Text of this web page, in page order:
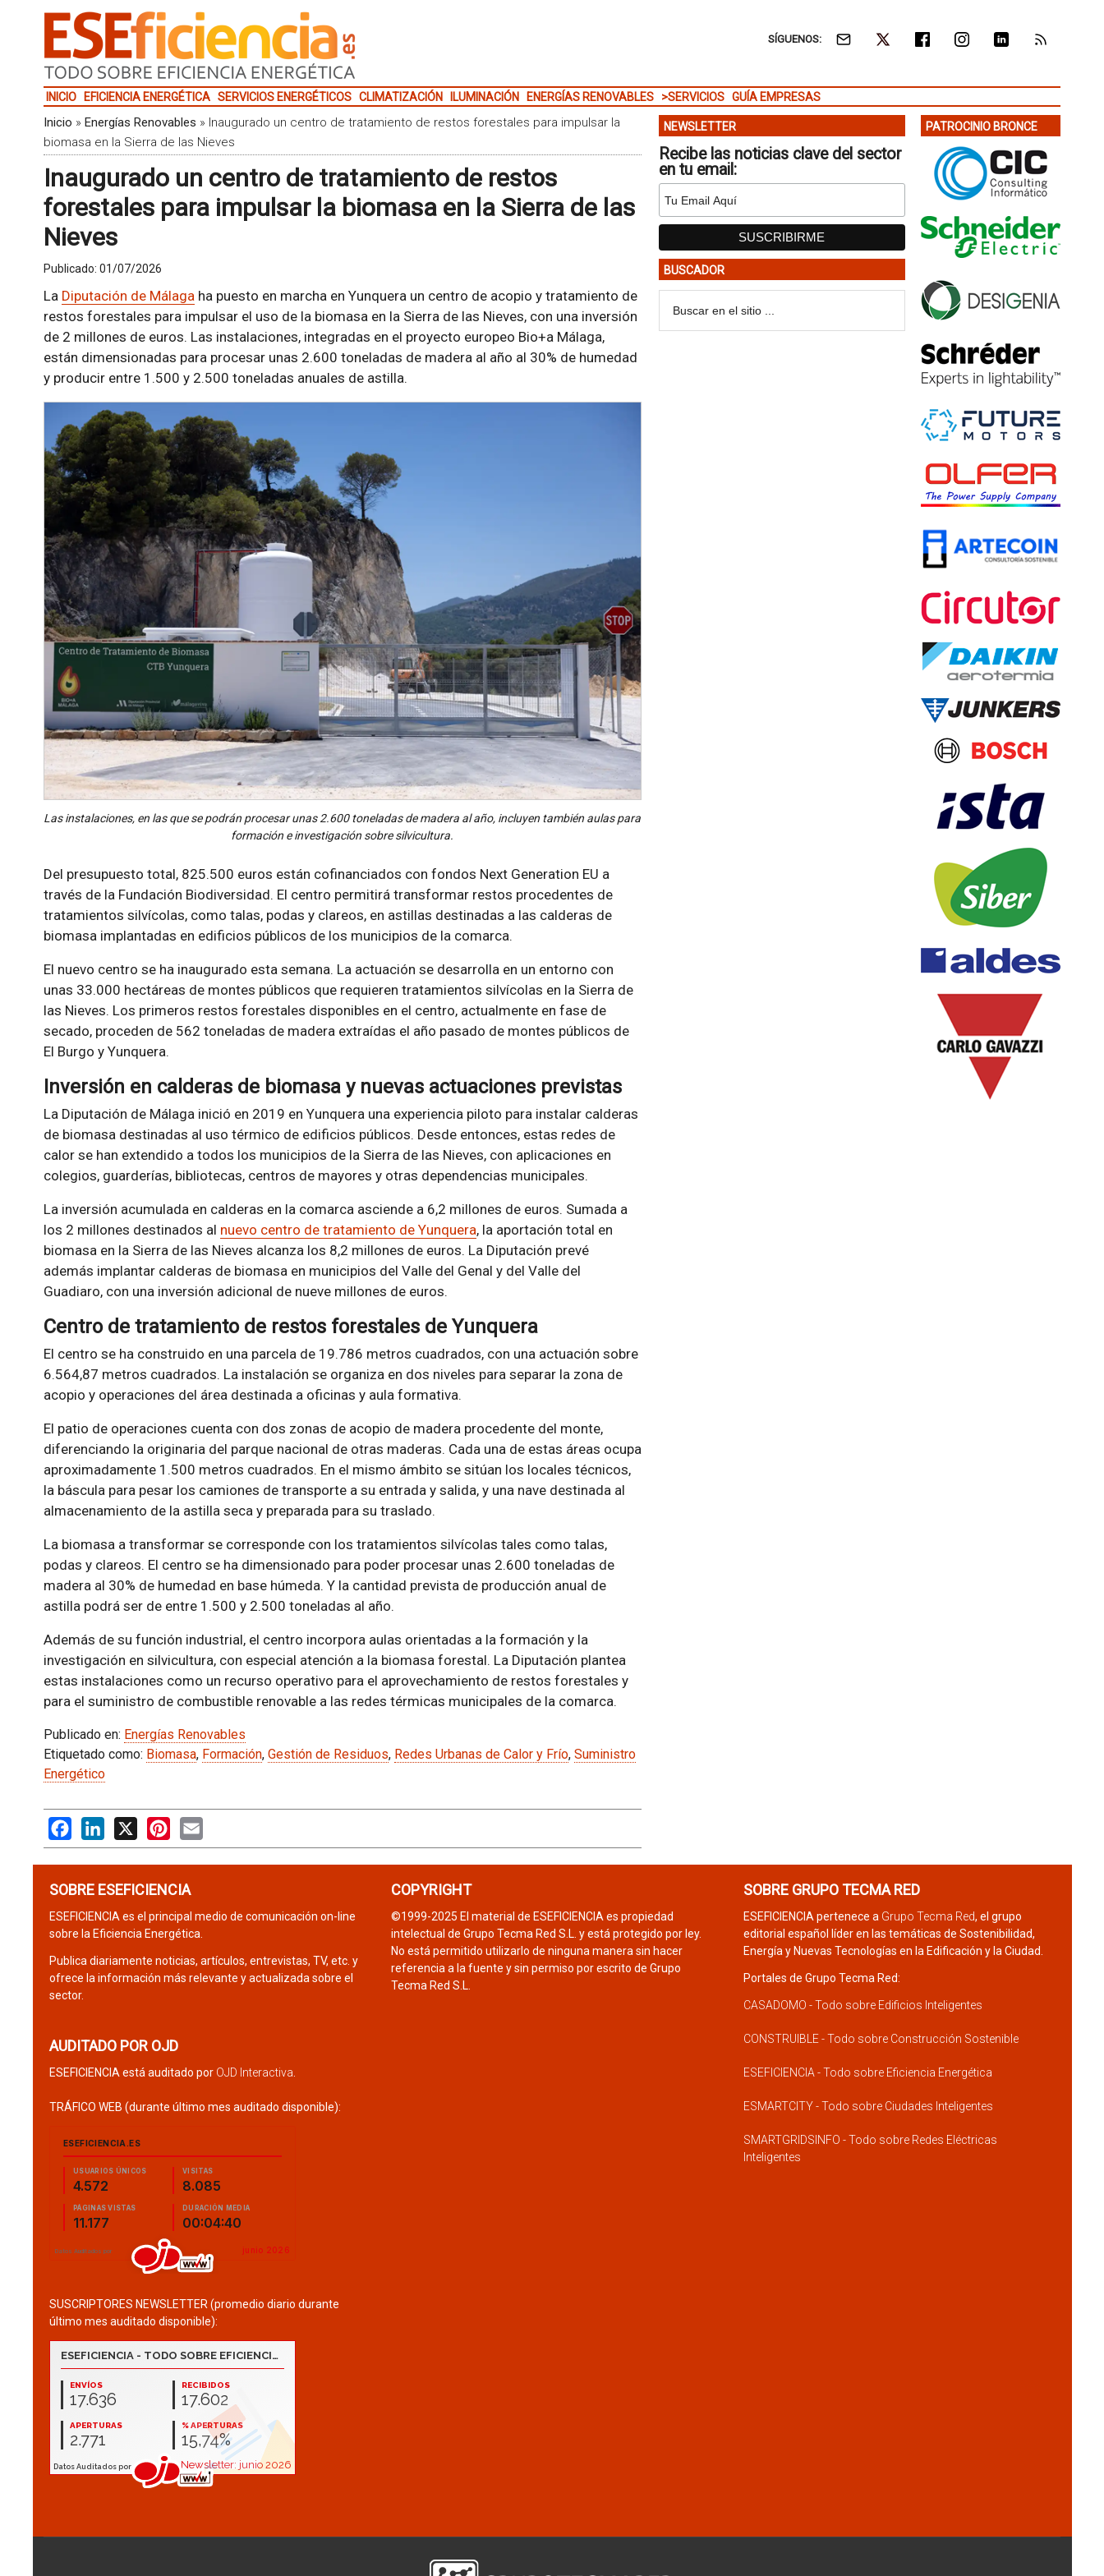
SÍGUENOS:
INICIO EFICIENCIA ENERGÉTICA SERVICIOS ENERGÉTICOS CLIMATIZACIÓN ILUMINACIÓN ENERGÍAS RENOVABLES >SERVICIOS GUÍA EMPRESAS
Inicio » Energías Renovables » Inaugurado un centro de tratamiento de restos forestales para impulsar la
biomasa en la Sierra de las Nieves
Inaugurado un centro de tratamiento de restos
forestales para impulsar la biomasa en la Sierra de las
Nieves
Publicado: 01/07/2026
La Diputación de Málagaha puesto en marcha en Yunquera un centro de acopio y tratamiento de
restos forestales para impulsar el uso de la biomasa en la Sierra de las Nieves, con una inversión
de 2 millones de euros. Las instalaciones, integradas en el proyecto europeo Bio+a Málaga,
están dimensionadas para procesar unas 2.600 toneladas de madera al año al 30% de humedad
y producir entre 1.500 y 2.500 toneladas anuales de astilla.
Las instalaciones, en las que se podrán procesar unas 2.600 toneladas de madera al año, incluyen también aulas para
formación e investigación sobre silvicultura.
Del presupuesto total, 825.500 euros están cofinanciados con fondos Next Generation EU a
través de la Fundación Biodiversidad. El centro permitirá transformar restos procedentes de
tratamientos silvícolas, como talas, podas y clareos, en astillas destinadas a las calderas de
biomasa implantadas en edificios públicos de los municipios de la comarca.
El nuevo centro se ha inaugurado esta semana. La actuación se desarrolla en un entorno con
unas 33.000 hectáreas de montes públicos que requieren tratamientos silvícolas en la Sierra de
las Nieves. Los primeros restos forestales disponibles en el centro, actualmente en fase de
secado, proceden de 562 toneladas de madera extraídas el año pasado de montes públicos de
El Burgo y Yunquera.
Inversión en calderas de biomasa y nuevas actuaciones previstas
La Diputación de Málaga inició en 2019 en Yunquera una experiencia piloto para instalar calderas
de biomasa destinadas al uso térmico de edificios públicos. Desde entonces, estas redes de
calor se han extendido a todos los municipios de la Sierra de las Nieves, con aplicaciones en
colegios, guarderías, bibliotecas, centros de mayores y otras dependencias municipales.
La inversión acumulada en calderas en la comarca asciende a 6,2 millones de euros. Sumada a
los 2 millones destinados al nuevo centro de tratamiento de Yunquera, la aportación total en
biomasa en la Sierra de las Nieves alcanza los 8,2 millones de euros. La Diputación prevé
además implantar calderas de biomasa en municipios del Valle del Genal y del Valle del
Guadiaro, con una inversión adicional de nueve millones de euros.
Centro de tratamiento de restos forestales de Yunquera
El centro se ha construido en una parcela de 19.786 metros cuadrados, con una actuación sobre
6.564,87 metros cuadrados. La instalación se organiza en dos niveles para separar la zona de
acopio y operaciones del área destinada a oficinas y aula formativa.
El patio de operaciones cuenta con dos zonas de acopio de madera procedente del monte,
diferenciando la originaria del parque nacional de otras maderas. Cada una de estas áreas ocupa
aproximadamente 1.500 metros cuadrados. En el mismo ámbito se sitúan los locales técnicos,
la báscula para pesar los camiones de transporte a su entrada y salida, y una nave destinada al
almacenamiento de la astilla seca y preparada para su traslado.
La biomasa a transformar se corresponde con los tratamientos silvícolas tales como talas,
podas y clareos. El centro se ha dimensionado para poder procesar unas 2.600 toneladas de
madera al 30% de humedad en base húmeda. Y la cantidad prevista de producción anual de
astilla podrá ser de entre 1.500 y 2.500 toneladas al año.
Además de su función industrial, el centro incorpora aulas orientadas a la formación y la
investigación en silvicultura, con especial atención a la biomasa forestal. La Diputación plantea
estas instalaciones como un recurso operativo para el aprovechamiento de restos forestales y
para el suministro de combustible renovable a las redes térmicas municipales de la comarca.
Publicado en: Energías Renovables
Etiquetado como: Biomasa, Formación, Gestión de Residuos, Redes Urbanas de Calor y Frío, Suministro
Energético
FacebookLinkedIn
X PinterestEmail
NEWSLETTER
Recibe las noticias clave del sector
en tu email:
BUSCADOR
PATROCINIO BRONCE
SOBRE ESEFICIENCIA
ESEFICIENCIA es el principal medio de comunicación on-line
sobre la Eficiencia Energética.
Publica diariamente noticias, artículos, entrevistas, TV, etc. y
ofrece la información más relevante y actualizada sobre el
sector.
AUDITADO POR OJD
ESEFICIENCIA está auditado por OJD Interactiva
TRÁFICO WEB (durante último mes auditado disponible):
SUSCRIPTORES NEWSLETTER (promedio diario durante
último mes auditado disponible):
COPYRIGHT
©1999-2025 El material de ESEFICIENCIA es propiedad
intelectual de Grupo Tecma Red S.L. y está protegido por ley.
No está permitido utilizarlo de ninguna manera sin hacer
referencia a la fuente y sin permiso por escrito de Grupo
Tecma Red S.L.
SOBRE GRUPO TECMA RED
ESEFICIENCIA pertenece a Grupo Tecma Red, el grupo
editorial español líder en las temáticas de Sostenibilidad,
Energía y Nuevas Tecnologías en la Edificación y la Ciudad.
Portales de Grupo Tecma Red:
CASADOMO - Todo sobre Edificios Inteligentes
CONSTRUIBLE - Todo sobre Construcción Sostenible
ESEFICIENCIA - Todo sobre Eficiencia Energética
ESMARTCITY - Todo sobre Ciudades Inteligentes
SMARTGRIDSINFO - Todo sobre Redes Eléctricas
Inteligentes